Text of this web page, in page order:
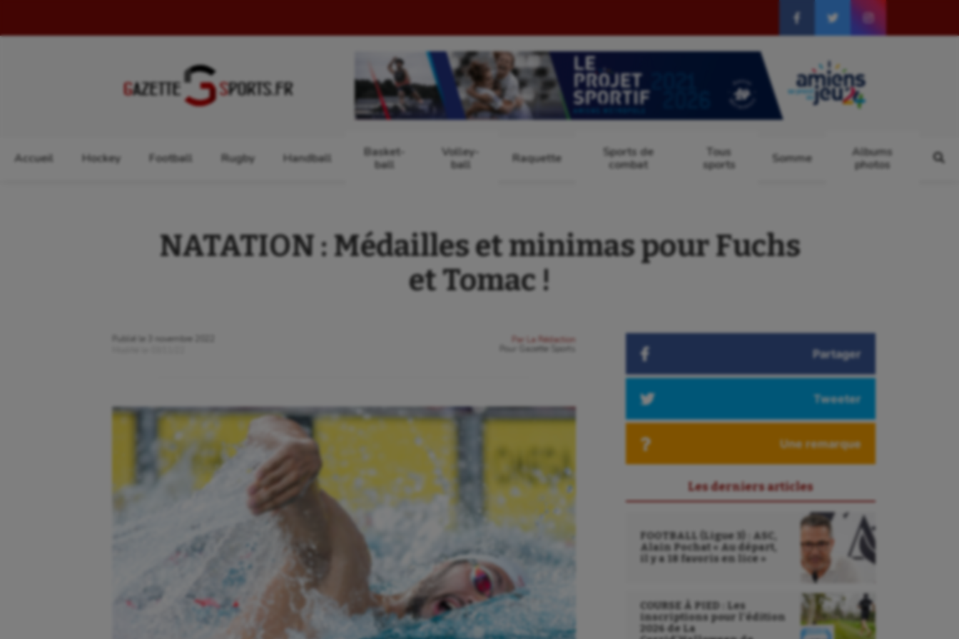
Accueil Hockey Football Rugby Handball
Basket-
ball
Volley-
ball
Raquette
Sports de
combat
Tous
sports
Somme
Albums
photos
NATATION : Médailles et minimas pour Fuchs
et Tomac !
Publié le
3 novembre 2022
Par
La Rédaction
Gazette Sports Partager
Tweeter
Une remarque
Les derniers articles
FOOTBALL (Ligue 3) : ASC,
Alain Pochat « Au départ,
il y a 18 favoris en lice »
COURSE À PIED : Les
inscriptions pour l’édition
2026 de La